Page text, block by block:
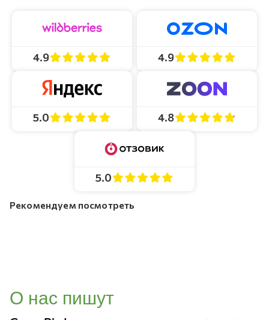
4.9 4.9
5.0 4.8
5.0
Рекомендуем посмотреть
О нас пишут